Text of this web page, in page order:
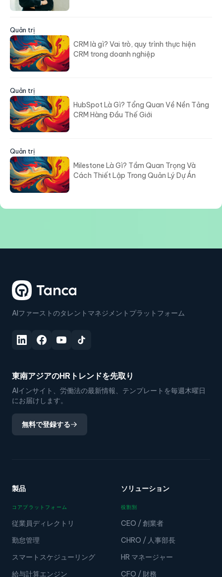
Quản trị
CRM là gì? Vai trò, quy trình thực hiện
CRM trong doanh nghiệp
Quản trị
HubSpot Là Gì? Tổng Quan Về Nền Tảng
CRM Hàng Đầu Thế Giới
Quản trị
Milestone Là Gì? Tầm Quan Trọng Và
Cách Thiết Lập Trong Quản Lý Dự Án
AIファーストのタレントマネジメントプラットフォーム
東南アジアのHRトレンドを先取り
AIインサイト、労働法の最新情報、テンプレートを毎週木曜日
にお届けします。
無料で登録する
製品
コアプラットフォーム
従業員ディレクトリ
勤怠管理
スマートスケジューリング
給与計算エンジン
ソリューション
役割別
CEO / 創業者
CHRO / 人事部長
HR マネージャー
CFO / 財務